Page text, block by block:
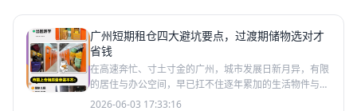
广州短期租仓四大避坑要点，过渡期储物选对才
省钱
在高速奔忙、寸土寸金的广州，城市发展日新月异，有限
的居住与办公空间，早已扛不住逐年累加的生活物件与经
营物资。换季厚衣塞满衣柜挤占起居空间，小微企业货品
2026-06-03 17:33:16